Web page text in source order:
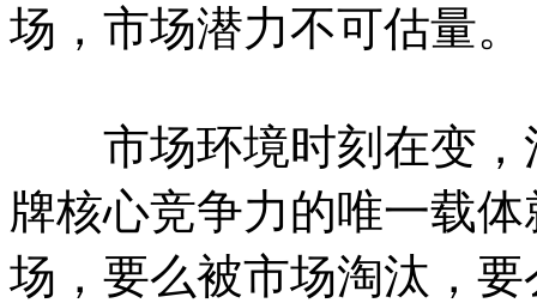
场，市场潜力不可估量。
市场环境时刻在变，
牌核心竞争力的唯一载
场，要么被市场淘汰，